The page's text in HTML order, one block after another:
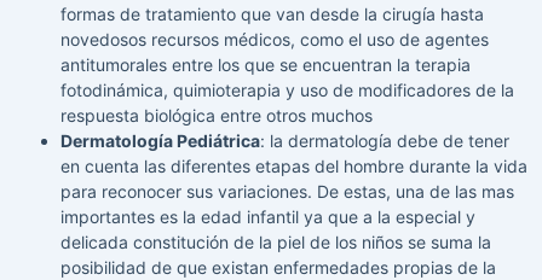
formas de tratamiento que van desde la cirugía hasta
novedosos recursos médicos, como el uso de agentes
antitumorales entre los que se encuentran la terapia
fotodinámica, quimioterapia y uso de modificadores de la
respuesta biológica entre otros muchos
Dermatología Pediátrica: la dermatología debe de tener
en cuenta las diferentes etapas del hombre durante la vida
para reconocer sus variaciones. De estas, una de las mas
importantes es la edad infantil ya que a la especial y
delicada constitución de la piel de los niños se suma la
posibilidad de que existan enfermedades propias de la